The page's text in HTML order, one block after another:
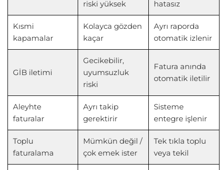
riski yüksek
hatasız
Kısmi
kapamalar
Kolayca gözden
kaçar
Ayrı raporda
otomatik izlenir
GİB iletimi
Gecikebilir,
uyumsuzluk
riski
Fatura anında
otomatik iletilir
Aleyhte
faturalar
Ayrı takip
gerektirir
Sisteme
entegre işlenir
Toplu
faturalama
Mümkün değil /
çok emek ister
Tek tıkla toplu
veya tekil